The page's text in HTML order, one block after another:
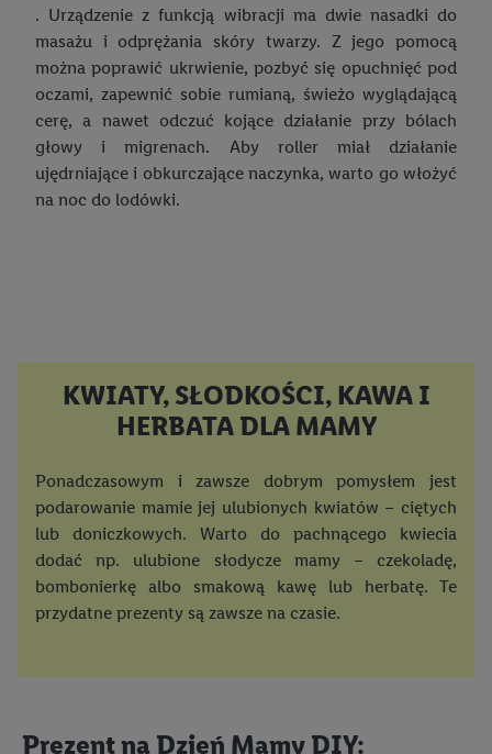
. Urządzenie z funkcją wibracji ma dwie nasadki do
masażu i odprężania skóry twarzy. Z jego pomocą
można poprawić ukrwienie, pozbyć się opuchnięć pod
oczami, zapewnić sobie rumianą, świeżo wyglądającą
cerę, a nawet odczuć kojące działanie przy bólach
głowy i migrenach. Aby roller miał działanie
ujędrniające i obkurczające naczynka, warto go włożyć
na noc do lodówki.
KWIATY, SŁODKOŚCI, KAWA I
HERBATA DLA MAMY
Ponadczasowym i zawsze dobrym pomysłem jest
podarowanie mamie jej ulubionych kwiatów – ciętych
lub doniczkowych. Warto do pachnącego kwiecia
dodać np. ulubione słodycze mamy – czekoladę,
bombonierkę albo smakową kawę lub herbatę. Te
przydatne prezenty są zawsze na czasie.
Prezent na Dzień Mamy DIY: